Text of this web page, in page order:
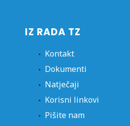
IZ RADA TZ
Kontakt
Dokumenti
Natječaji
Korisni linkovi
Pišite nam